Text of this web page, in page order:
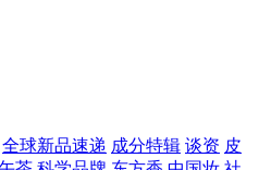
全球新品速递 成分特辑 谈资 皮